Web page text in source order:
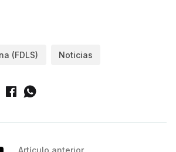
(FDLS) Noticias